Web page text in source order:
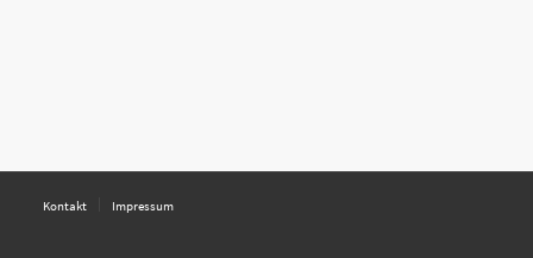
Kontakt Impressum